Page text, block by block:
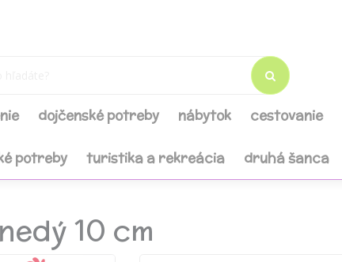
dojčenské potreby nábytok cestovanie
potreby turistika a rekreácia druhá šanca
10 cm